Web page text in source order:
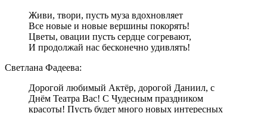
Живи, твори, пусть муза вдохновляет
Все новые и новые вершины покорять!
Цветы, овации пусть сердце согревают,
И продолжай нас бесконечно удивлять!
Светлана Фадеева:
Дорогой любимый Актёр, дорогой Даниил, с
Днём Театра Вас! С Чудесным праздником
красоты! Пусть будет много новых интересных